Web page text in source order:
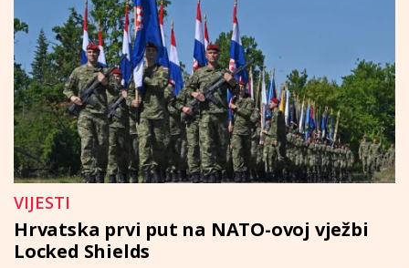
VIJESTI
Hrvatska prvi put na NATO-ovoj vježbi
Locked Shields